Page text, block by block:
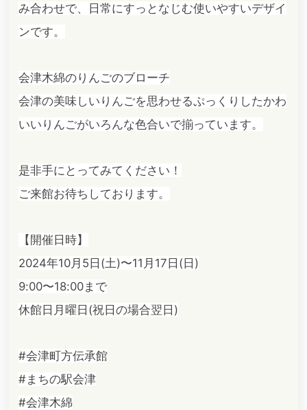
み合わせで、日常にすっとなじむ使いやすいデザイ
ンです。
会津木綿のりんごのブローチ
会津の美味しいりんごを思わせるぷっくりしたかわ
いいりんごがいろんな色合いで揃っています。
是非手にとってみてください！
ご来館お待ちしております。
【開催日時】
2024年10月5日(土)〜11月17日(日)
9:00〜18:00まで
休館日月曜日(祝日の場合翌日)
#会津町方伝承館
#まちの駅会津
#会津木綿